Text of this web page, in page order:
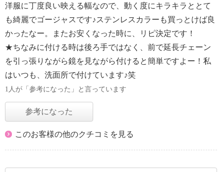
洋服に丁度良い映える幅なので、動く度にキラキラととて
も綺麗でゴージャスです♪ステンレスカラーも買っとけば良
かったなー。またお安くなった時に、リピ決定です！
★ちなみに付ける時は後ろ手ではなく、前で延長チェーン
を引っ張りながら鏡を見ながら付けると簡単ですよー！私
はいつも、洗面所で付けています♪笑
1人が「参考になった」と言っています
参考になった
このお客様の他のクチコミを見る